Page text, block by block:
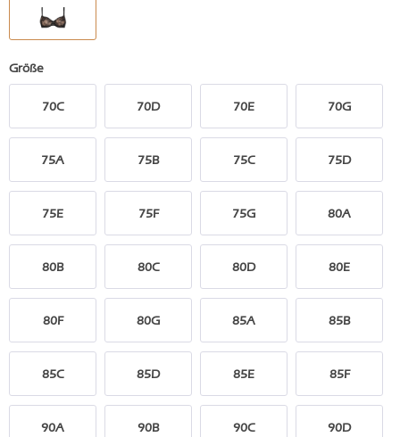
Größe
70C 70D 70E 70G
75A 75B 75C 75D
75E 75F 75G 80A
80B 80C 80D 80E
80F 80G 85A 85B
85C 85D 85E 85F
90A 90B 90C 90D